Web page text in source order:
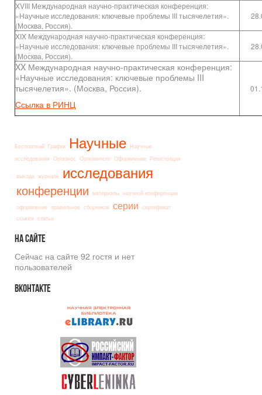
XVIII Международная научно-практическая конференция:
«Научные исследования: ключевые проблемы III тысячелетия».
(Москва, Россия).
XIX Международная научно-практическая конференция:
«Научные исследования: ключевые проблемы III тысячелетия».
(Москва, Россия).
XX Международная научно-практическая конференция:
«Научные исследования: ключевые проблемы III
тысячелетия». (Москва, Россия).
Ссылка в РИНЦ
Бесплатный График Научные Научные
исследования Оргвзнос Оргкомитете Оформление Регистрация
выхода журнале исследования
конференции материалы научной конференции
оформление правильное сборников серии сертификат
ссылок статьи
Насайте
Сейчас на сайте 92 гостя и нет
пользователей
Вконтакте